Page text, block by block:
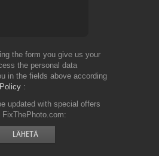
the form you give us your
the personal data
in the fields above according
updated with special offers